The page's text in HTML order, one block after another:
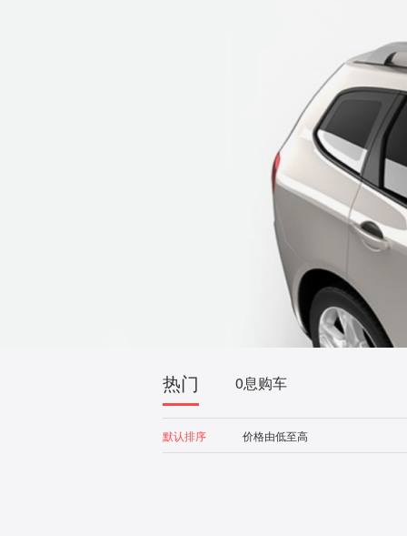
热门 0息购车
默认排序 价格由低至高